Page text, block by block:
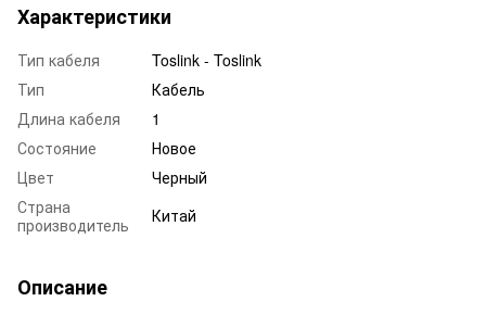
Характеристики
Тип кабеля
Toslink - Toslink
Тип
Кабель
Длина кабеля
1
Состояние
Новое
Цвет
Черный
Страна
производитель
Китай
Описание